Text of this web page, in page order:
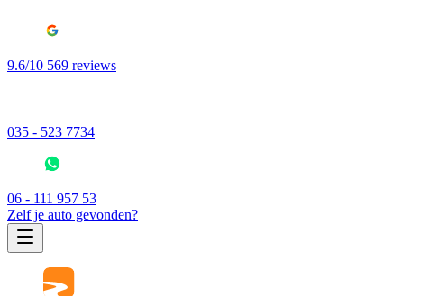
9.6/10 569 reviews
035 - 523 7734
06 - 111 957 53
Zelf je auto gevonden?